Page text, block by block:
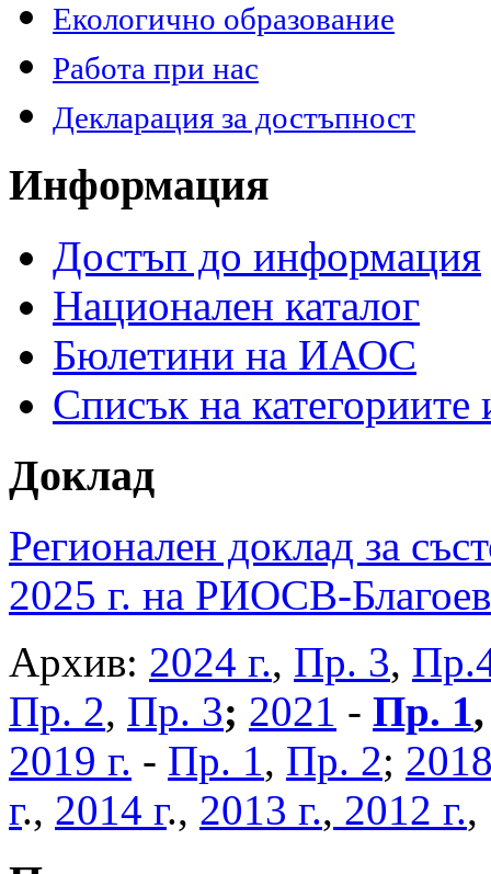
Екологично образование
Работа при нас
Декларация за достъпност
Информация
Достъп до информация
Национален каталог
Бюлетини на ИАОС
Списък на
Доклад
Регионален доклад за
2025 г. на РИОСВ-
Архив: 2024 г., Пр. 3,
Пр. 2, Пр. 3; 2021 - Пр. 1
2019 г. - Пр. 1, Пр. 2;
г., 2014 г., 2013 г., 2012 г.